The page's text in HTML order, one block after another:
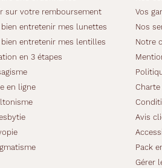
sur votre remboursement
entretenir mes lunettes
entretenir mes lentilles
en 3 étapes
en ligne
Vos
Nos
Notre
Avis
Pack
Gérer